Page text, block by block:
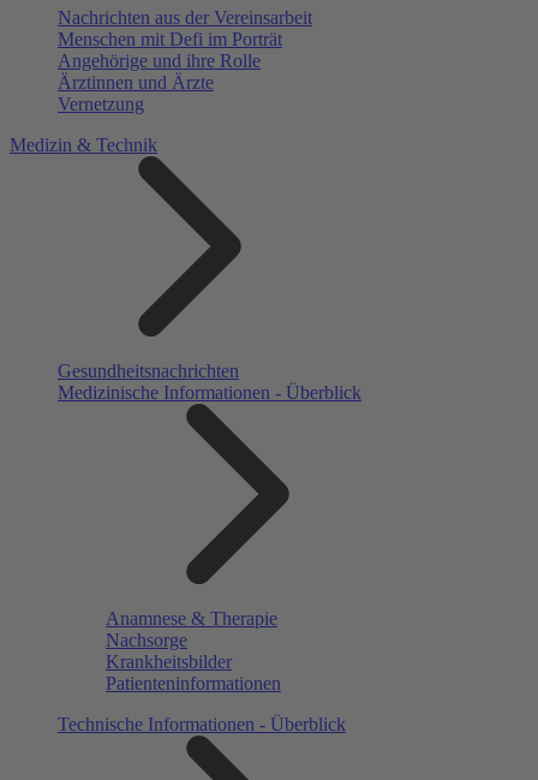
Nachrichten aus der Vereinsarbeit
Menschen mit Defi im Porträt
Angehörige und ihre Rolle
Ärztinnen und Ärzte
Vernetzung
Medizin & Technik
Gesundheitsnachrichten
Medizinische Informationen - Überblick
Anamnese & Therapie
Nachsorge
Krankheitsbilder
Patienteninformationen
Technische Informationen - Überblick